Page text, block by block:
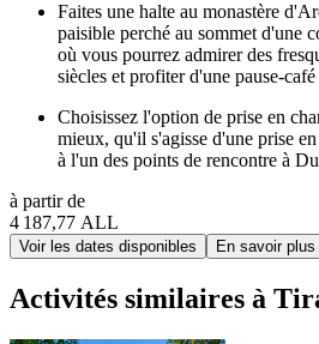
Faites une halte au monastère
paisible perché au sommet d'une
où vous pourrez admirer des
siècles et profiter d'une pause-
Choisissez l'option de prise en
mieux, qu'il s'agisse d'une prise
à l'un des points de rencontre à
à partir de
4 187,77 ALL
Voir les dates disponibles En savoir plus
Activités similaires à